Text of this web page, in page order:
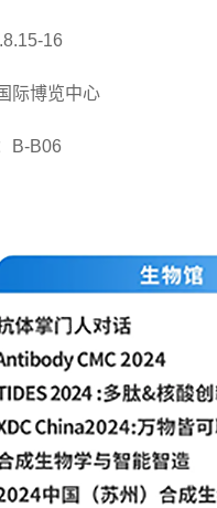
16
博览中心
B-B06